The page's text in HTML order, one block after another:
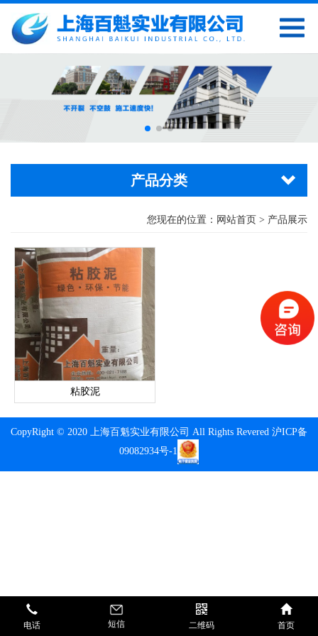
产品分类
您现在的位置： 网站首页 > 产品展示
粘胶泥
CopyRight © 2020 上海百魁实业有限公司 All Rights Revered 沪ICP备
09082934号-1
电话 短信 二维码 首页